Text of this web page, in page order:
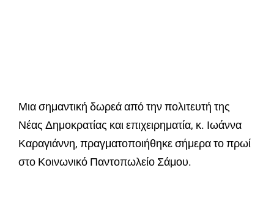
Μια σημαντική δωρεά από την πολιτευτή της
Νέας Δημοκρατίας και επιχειρηματία, κ. Ιωάννα
Καραγιάννη, πραγματοποιήθηκε σήμερα το πρωί
στο Κοινωνικό Παντοπωλείο Σάμου.